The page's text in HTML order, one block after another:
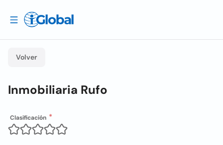
Volver
Inmobiliaria Rufo
Clasificación